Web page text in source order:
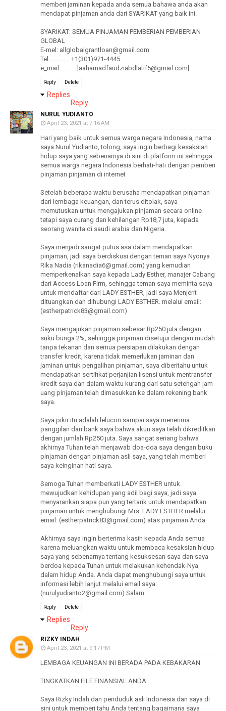
memberi jaminan kepada anda semua bahawa anda akan
mendapat pinjaman anda dari SYARIKAT yang baik ini.
SYARIKAT: SEMUA PINJAMAN PEMBERIAN PEMBERIAN
GLOBAL
E-mel: allglobalgrantloan@gmail.com
Tel ............. +1(301)971-4445
e_mail .......... [aahamadfaudziabdlatif5@gmail.com]
Reply Delete
Replies
Reply
NURUL YUDIANTO
April 23, 2021 at 7:16 AM
Hari yang baik untuk semua warga negara Indonesia, nama
saya Nurul Yudianto, tolong, saya ingin berbagi kesaksian
hidup saya yang sebenarnya di sini di platform ini sehingga
semua warga negara Indonesia berhati-hati dengan pemberi
pinjaman pinjaman di internet
Setelah beberapa waktu berusaha mendapatkan pinjaman
dari lembaga keuangan, dan terus ditolak, saya
memutuskan untuk mengajukan pinjaman secara online
tetapi saya curang dan kehilangan Rp18,7 juta, kepada
seorang wanita di saudi arabia dan Nigeria.
Saya menjadi sangat putus asa dalam mendapatkan
pinjaman, jadi saya berdiskusi dengan teman saya Nyonya
Rika Nadia (rikanadia6@gmail.com) yang kemudian
memperkenalkan saya kepada Lady Esther, manajer Cabang
dari Access Loan Firm, sehingga teman saya meminta saya
untuk mendaftar dari LADY ESTHER, jadi saya Menjerit
dituangkan dan dihubungi LADY ESTHER. melalui email:
(estherpatrick83@gmail.com)
Saya mengajukan pinjaman sebesar Rp250 juta dengan
suku bunga 2%, sehingga pinjaman disetujui dengan mudah
tanpa tekanan dan semua persiapan dilakukan dengan
transfer kredit, karena tidak memerlukan jaminan dan
jaminan untuk pengalihan pinjaman, saya diberitahu untuk
mendapatkan sertifikat perjanjian lisensi untuk mentransfer
kredit saya dan dalam waktu kurang dari satu setengah jam
uang pinjaman telah dimasukkan ke dalam rekening bank
saya.
Saya pikir itu adalah lelucon sampai saya menerima
panggilan dari bank saya bahwa akun saya telah dikreditkan
dengan jumlah Rp250 juta. Saya sangat senang bahwa
akhirnya Tuhan telah menjawab doa-doa saya dengan buku
pinjaman dengan pinjaman asli saya, yang telah memberi
saya keinginan hati saya.
Semoga Tuhan memberkati LADY ESTHER untuk
mewujudkan kehidupan yang adil bagi saya, jadi saya
menyarankan siapa pun yang tertarik untuk mendapatkan
pinjaman untuk menghubungi Mrs. LADY ESTHER melalui
email: (estherpatrick83@gmail.com) atas pinjaman Anda
Akhirnya saya ingin berterima kasih kepada Anda semua
karena meluangkan waktu untuk membaca kesaksian hidup
saya yang sebenarnya tentang kesuksesan saya dan saya
berdoa kepada Tuhan untuk melakukan kehendak-Nya
dalam hidup Anda. Anda dapat menghubungi saya untuk
informasi lebih lanjut melalui email saya:
(nurulyudianto2@gmail.com) Salam
Reply Delete
Replies
Reply
RIZKY INDAH
April 23, 2021 at 9:17 PM
LEMBAGA KEUANGAN INI BERADA PADA KEBAKARAN
TINGKATKAN FILE FINANSIAL ANDA
Saya Rizky Indah dan penduduk asli Indonesia dan saya di
sini untuk memberi tahu Anda tentang bagaimana saya